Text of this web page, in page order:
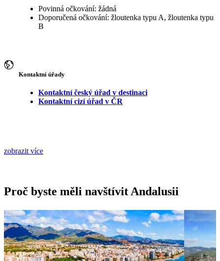
Povinná očkování: žádná
Doporučená očkování: žloutenka typu A, žloutenka typu
B
Kontaktní úřady
Kontaktní český úřad v destinaci
Kontaktní cizí úřad v ČR
zobrazit více
Proč byste měli navštívit Andalusii